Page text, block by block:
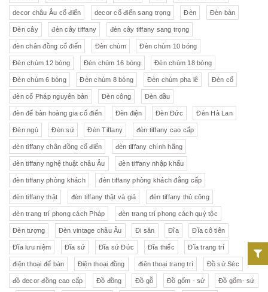
decor châu Âu cổ điển decor cổ điển sang trọng Đèn Đèn bàn
Đèn cây đèn cây tiffany đèn cây tiffany sang trọng
đèn chân đồng cổ điển Đèn chùm Đèn chùm 10 bóng
Đèn chùm 12 bóng Đèn chùm 16 bóng Đèn chùm 18 bóng
Đèn chùm 6 bóng Đèn chùm 8 bóng Đèn chùm pha lê Đèn cổ
đèn cổ Pháp nguyên bản Đèn công Đèn dầu
đèn để bàn hoàng gia cổ điển Đèn điện Đèn Đức Đèn Hà Lan
Đèn ngủ Đèn sứ Đèn Tiffany đèn tiffany cao cấp
đèn tiffany chân đồng cổ điển đèn tiffany chính hãng
đèn tiffany nghệ thuật châu Âu đèn tiffany nhập khẩu
đèn tiffany phòng khách đèn tiffany phòng khách đẳng cấp
đèn tiffany thật đèn tiffany thật và giả đèn tiffany thủ công
đèn trang trí phong cách Pháp đèn trang trí phong cách quý tộc
Đèn tượng Đèn vintage châu Âu Đi săn Đĩa Đĩa cô tiên
Đĩa lưu niệm Đĩa sứ Đĩa sứ Đức Đĩa thiếc Đĩa trang trí
điện thoại để bàn Điện thoại đồng điên thoại trang trí Đồ sứ Séc
đồ decor đồng cao cấp Đồ đồng Đồ gỗ Đồ gốm - sứ Đồ gốm- sứ